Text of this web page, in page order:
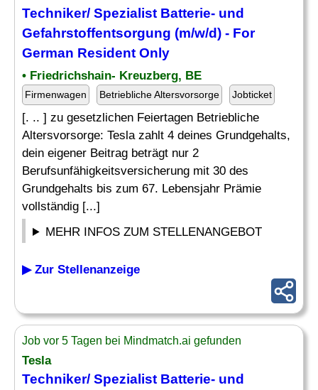
Techniker/ Spezialist Batterie- und
Gefahrstoffentsorgung (m/w/d) - For
German Resident Only
• Friedrichshain- Kreuzberg, BE
Firmenwagen Betriebliche Altersvorsorge Jobticket
[. .. ] zu gesetzlichen Feiertagen Betriebliche
Altersvorsorge: Tesla zahlt 4 deines Grundgehalts,
dein eigener Beitrag beträgt nur 2
Berufsunfähigkeitsversicherung mit 30 des
Grundgehalts bis zum 67. Lebensjahr Prämie
vollständig [...]
MEHR INFOS ZUM STELLENANGEBOT
▶ Zur Stellenanzeige
Job vor 5 Tagen bei Mindmatch.ai gefunden
Tesla
Techniker/ Spezialist Batterie- und